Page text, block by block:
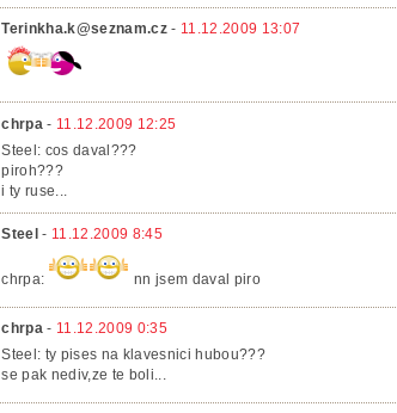
Terinkha.k@seznam.cz - 11.12.2009 13:07
chrpa - 11.12.2009 12:25
Steel: cos daval???
piroh???
i ty ruse...
Steel - 11.12.2009 8:45
chrpa: nn jsem daval piro
chrpa - 11.12.2009 0:35
Steel: ty pises na klavesnici hubou???
se pak nediv,ze te boli...